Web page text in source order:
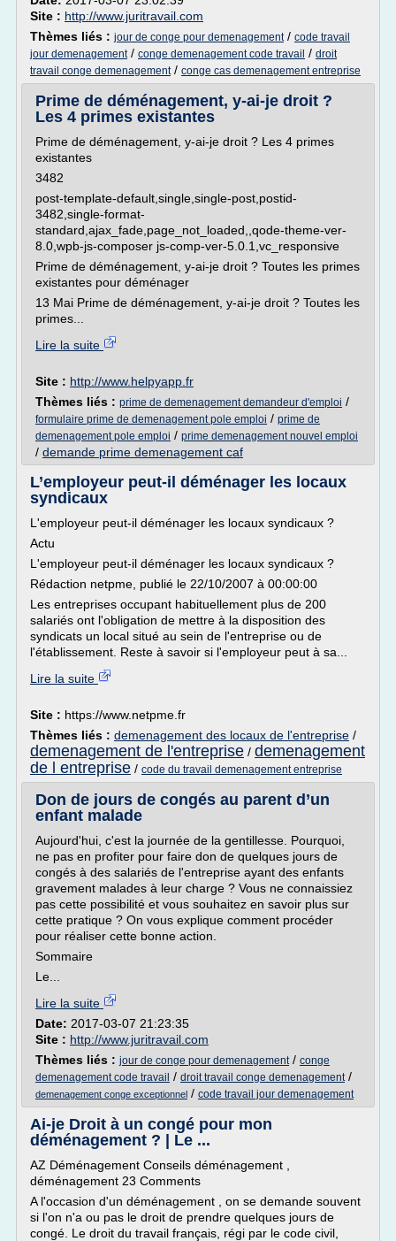
Site : http://www.juritravail.com
Thèmes liés : jour de conge pour demenagement/ code travail
jour demenagement/ conge demenagement code travail / droit
travail conge demenagement/ conge cas demenagement entreprise
Prime de déménagement, y-ai-je droit ?
Les 4 primes existantes
Prime de déménagement, y-ai-je droit ? Les 4 primes
existantes
3482
post-template-default,single,single-post,postid-
3482,single-format-
standard,ajax_fade,page_not_loaded,,qode-theme-ver-
8.0,wpb-js-composer js-comp-ver-5.0.1,vc_responsive
Prime de déménagement, y-ai-je droit ? Toutes les primes
existantes pour déménager
13 Mai Prime de déménagement, y-ai-je droit ? Toutes les
primes...
Lire la suite
Site : http://www.helpyapp.fr
Thèmes liés : prime de demenagement demandeur d'emploi /
formulaire prime de demenagement pole emploi / prime de
demenagement pole emploi / prime demenagement nouvel emploi
/ demande prime demenagement caf
L’employeur peut-il déménager les locaux
syndicaux
L'employeur peut-il déménager les locaux syndicaux ?
Actu
L'employeur peut-il déménager les locaux syndicaux ?
Rédaction netpme, publié le 22/10/2007 à 00:00:00
Les entreprises occupant habituellement plus de 200
salariés ont l'obligation de mettre à la disposition des
syndicats un local situé au sein de l'entreprise ou de
l'établissement. Reste à savoir si l'employeur peut à sa...
Lire la suite
Site : https://www.netpme.fr
Thèmes liés : demenagement des locaux de l'entreprise /
demenagement de l'entreprise / demenagement
de l entreprise / code du travail demenagement entreprise
Don de jours de congés au parent d’un
enfant malade
Aujourd'hui, c'est la journée de la gentillesse. Pourquoi,
ne pas en profiter pour faire don de quelques jours de
congés à des salariés de l'entreprise ayant des enfants
gravement malades à leur charge ? Vous ne connaissiez
pas cette possibilité et vous souhaitez en savoir plus sur
cette pratique ? On vous explique comment procéder
pour réaliser cette bonne action.
Sommaire
Le...
Lire la suite
Date: 2017-03-07 21:23:35
Site : http://www.juritravail.com
Thèmes liés : jour de conge pour demenagement/ conge
demenagement code travail / droit travail conge demenagement/
demenagement conge exceptionnel / code travail jour demenagement
Ai-je Droit à un congé pour mon
déménagement ? | Le ...
AZ Déménagement Conseils déménagement ,
déménagement 23 Comments
A l'occasion d'un déménagement , on se demande souvent
si l'on n'a ou pas le droit de prendre quelques jours de
congé. Le droit du travail français, régi par le code civil,